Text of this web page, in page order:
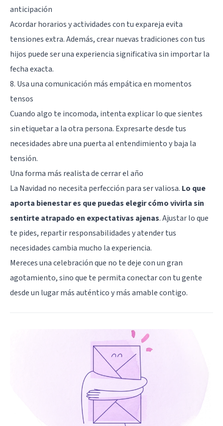
anticipación
Acordar horarios y actividades con tu expareja evita
tensiones extra. Además, crear nuevas tradiciones con tus
hijos puede ser una experiencia significativa sin importar la
fecha exacta.
8. Usa una comunicación más empática en momentos
tensos
Cuando algo te incomoda, intenta explicar lo que sientes
sin etiquetar a la otra persona. Expresarte desde tus
necesidades abre una puerta al entendimiento y baja la
tensión.
Una forma más realista de cerrar el año
La Navidad no necesita perfección para ser valiosa. Lo que
aporta bienestar es que puedas elegir cómo vivirla sin
sentirte atrapado en expectativas ajenas. Ajustar lo que
te pides, repartir responsabilidades y atender tus
necesidades cambia mucho la experiencia.
Mereces una celebración que no te deje con un gran
agotamiento, sino que te permita conectar con tu gente
desde un lugar más auténtico y más amable contigo.